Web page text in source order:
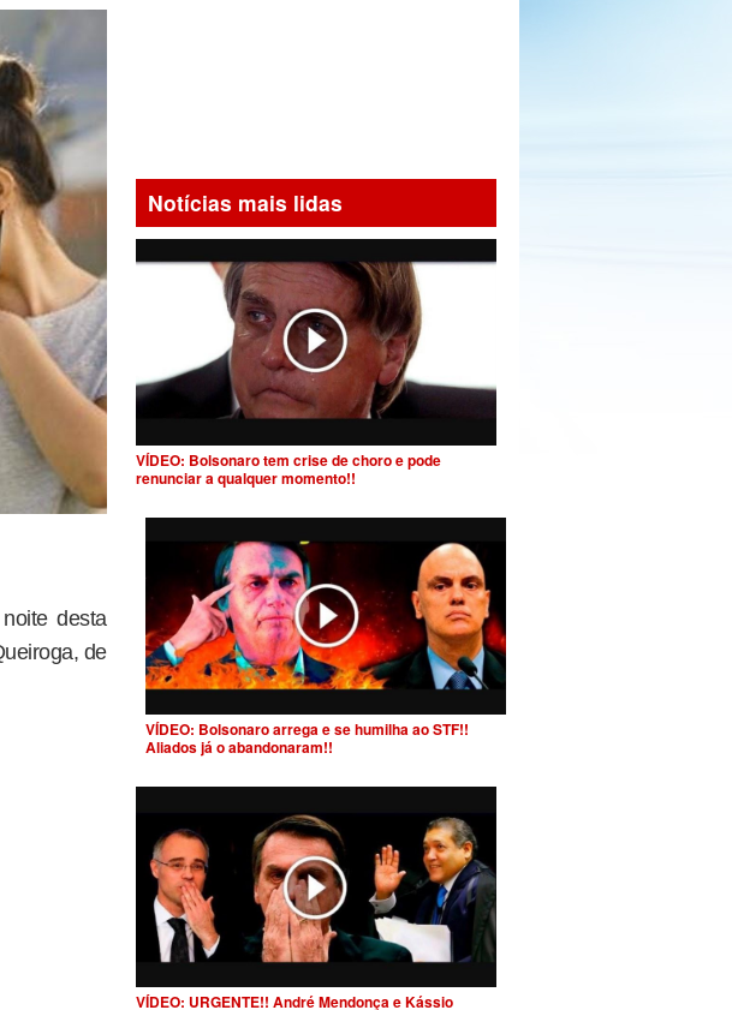
desta
de
Notícias mais lidas
VÍDEO: Bolsonaro tem crise de choro e pode
renunciar a qualquer momento!!
VÍDEO: Bolsonaro arrega e se humilha ao STF!!
Aliados já o abandonaram!!
VÍDEO: URGENTE!! André Mendonça e Kássio